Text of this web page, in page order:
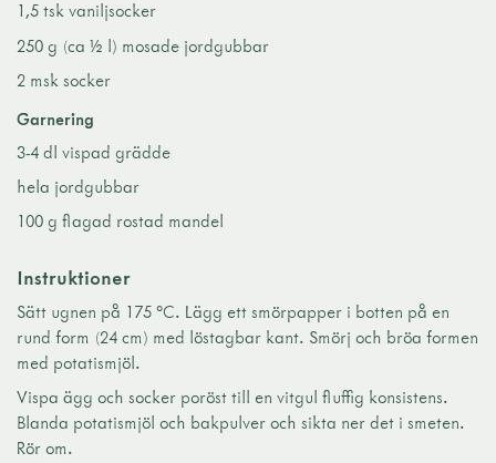
1,5 tsk vaniljsocker
250 g (ca ½ l) mosade jordgubbar
2 msk socker
Garnering
3-4 dl vispad grädde
hela jordgubbar
100 g flagad rostad mandel
Instruktioner
Sätt ugnen på 175 °C. Lägg ett smörpapper i botten på en
rund form (24 cm) med löstagbar kant. Smörj och bröa formen
med potatismjöl.
Vispa ägg och socker poröst till en vitgul fluffig konsistens.
Blanda potatismjöl och bakpulver och sikta ner det i smeten.
Rör om.